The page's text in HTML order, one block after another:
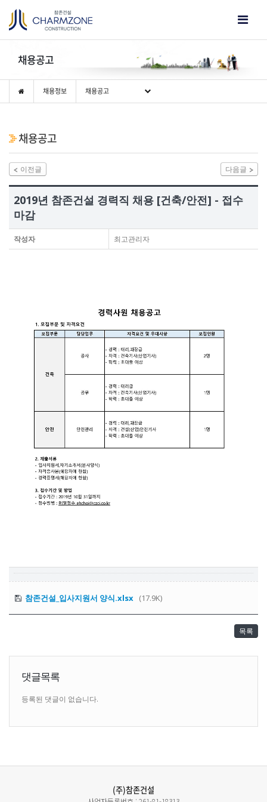
채용공고
채용정보 채용공고
채용공고
이전글 다음글
2019년 참존건설 경력직 채용 [건축/안전] - 접수
마감
작성자 최고관리자
참존건설_입사지원서 양식.xlsx (17.9K)
목록
댓글목록
등록된 댓글이 없습니다.
(주)참존건설